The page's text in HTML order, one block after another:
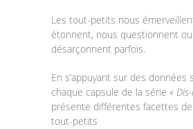
---- Procédure de
-- Heures d’ouverture
-- Nos milieux familiaux
Installations
Les tout-petits nous
étonnent, nous questionnent
désarçonnent parfois.
En s’appuyant sur des données
chaque capsule de la série «
présente différentes facettes de
tout-petits